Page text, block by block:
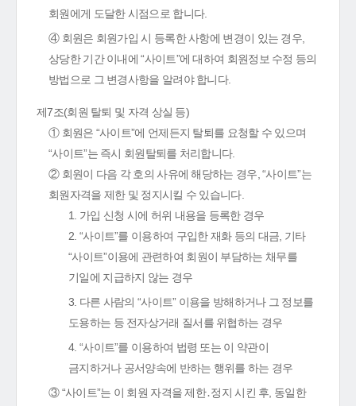
회원에게 도달한 시점으로 합니다.
④ 회원은 회원가입 시 등록한 사항에 변경이 있는 경우,
상당한 기간 이내에 “사이트”에 대하여 회원정보 수정 등의
방법으로 그 변경사항을 알려야 합니다.
제7조(회원 탈퇴 및 자격 상실 등)
① 회원은 “사이트”에 언제든지 탈퇴를 요청할 수 있으며
“사이트”는 즉시 회원탈퇴를 처리합니다.
② 회원이 다음 각 호의 사유에 해당하는 경우, “사이트”는
회원자격을 제한 및 정지시킬 수 있습니다.
1. 가입 신청 시에 허위 내용을 등록한 경우
2. “사이트”를 이용하여 구입한 재화 등의 대금, 기타
“사이트”이용에 관련하여 회원이 부담하는 채무를
기일에 지급하지 않는 경우
3. 다른 사람의 “사이트” 이용을 방해하거나 그 정보를
도용하는 등 전자상거래 질서를 위협하는 경우
4. “사이트”를 이용하여 법령 또는 이 약관이
금지하거나 공서양속에 반하는 행위를 하는 경우
③ “사이트”는 이 회원 자격을 제한․정지 시킨 후, 동일한